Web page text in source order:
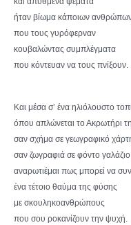
ήταν βίωμα κάποιων
που τους γυρόφερναν
κουβαλώντας συμπλέγματα
που κόντευαν να τους πνίξουν.
Και μέσα σ’ ένα ηλιόλουστο
όπου απλώνεται το Ακρωτήρι
σαν σχήμα σε γεωγραφικό
σαν ζωγραφιά σε φόντο
αναρωτιέμαι πως μπορεί να
ένα τέτοιο θαύμα της φύσης
με σκουληκοανθρώπους
που σου ροκανίζουν την ψυχή.